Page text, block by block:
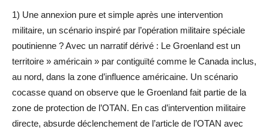
1) Une annexion pure et simple après une intervention
militaire, un scénario inspiré par l’opération militaire spéciale
poutinienne ? Avec un narratif dérivé : Le Groenland est un
territoire » américain » par contiguïté comme le Canada inclus,
au nord, dans la zone d’influence américaine. Un scénario
cocasse quand on observe que le Groenland fait partie de la
zone de protection de l’OTAN. En cas d’intervention militaire
directe, absurde déclenchement de l’article de l’OTAN avec